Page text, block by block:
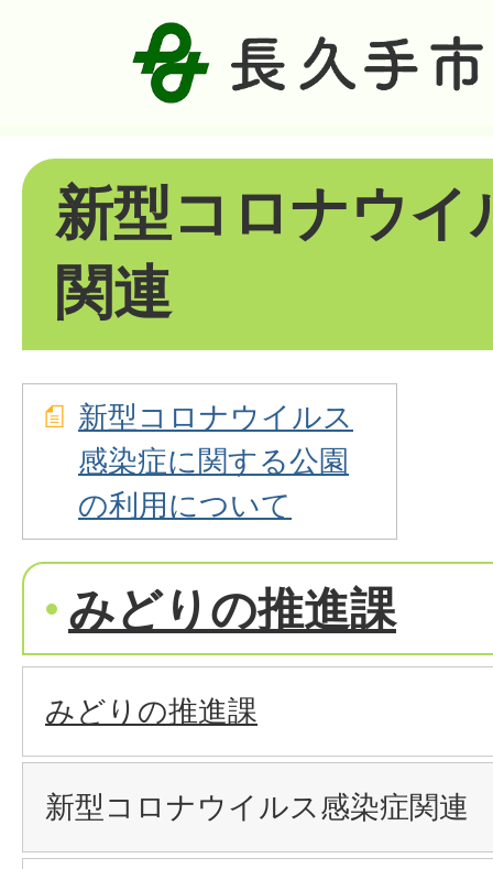
新型コロナウイ
関連
新型コロナウイルス
感染症に関する公園
の利用について
みどりの推進課
みどりの推進課
新型コロナウイルス感染症関連